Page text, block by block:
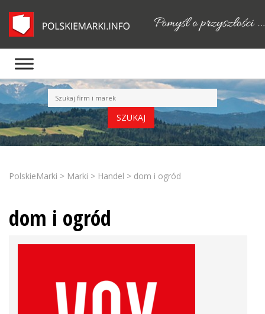
PolskieMarki > Marki > Handel > dom i ogród
dom i ogród